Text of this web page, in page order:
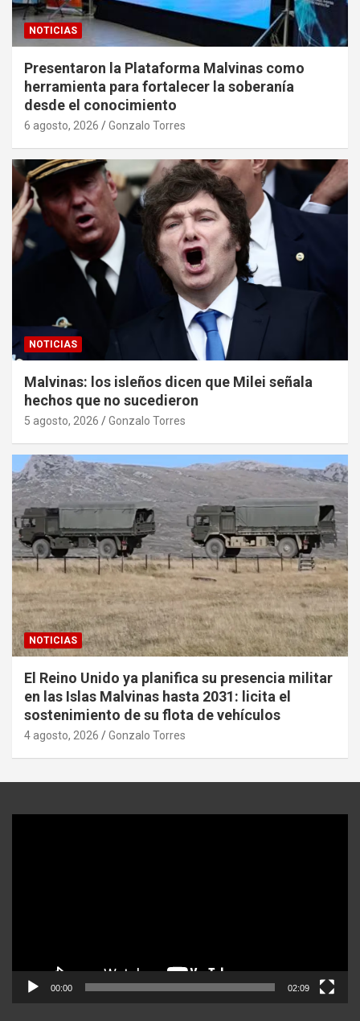
NOTICIAS
Presentaron la Plataforma Malvinas como
herramienta para fortalecer la soberanía
desde el conocimiento
6 agosto, 2026 Gonzalo Torres
NOTICIAS
Malvinas: los isleños dicen que Milei señala
hechos que no sucedieron
5 agosto, 2026 Gonzalo Torres
NOTICIAS
El Reino Unido ya planifica su presencia militar
en las Islas Malvinas hasta 2031: licita el
sostenimiento de su flota de vehículos
4 agosto, 2026 Gonzalo Torres
00:00 02:09